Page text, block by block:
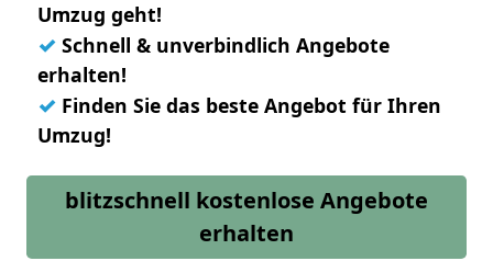
Umzug geht!
✓ Schnell & unverbindlich Angebote
erhalten!
✓ Finden Sie das beste Angebot für Ihren
Umzug!
blitzschnell kostenlose Angebote
erhalten